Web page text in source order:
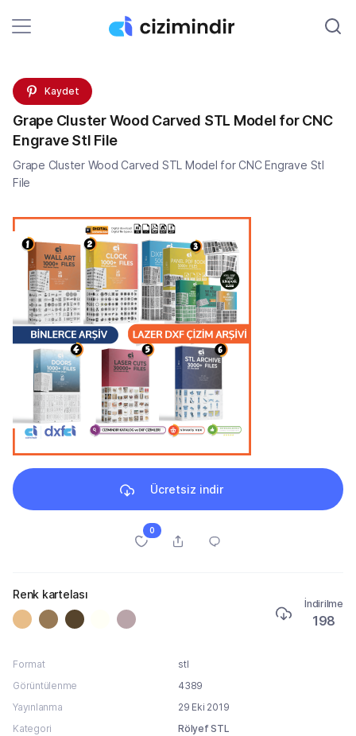
Kaydet
Grape Cluster Wood Carved STL Model for CNC
Engrave Stl File
Grape Cluster Wood Carved STL Model for CNC Engrave Stl
File
Ücretsiz indir
0
Renk kartelası
İndirilme
198
Format
stl
Görüntülenme
4389
Yayınlanma
29 Eki 2019
Kategori
Rölyef STL